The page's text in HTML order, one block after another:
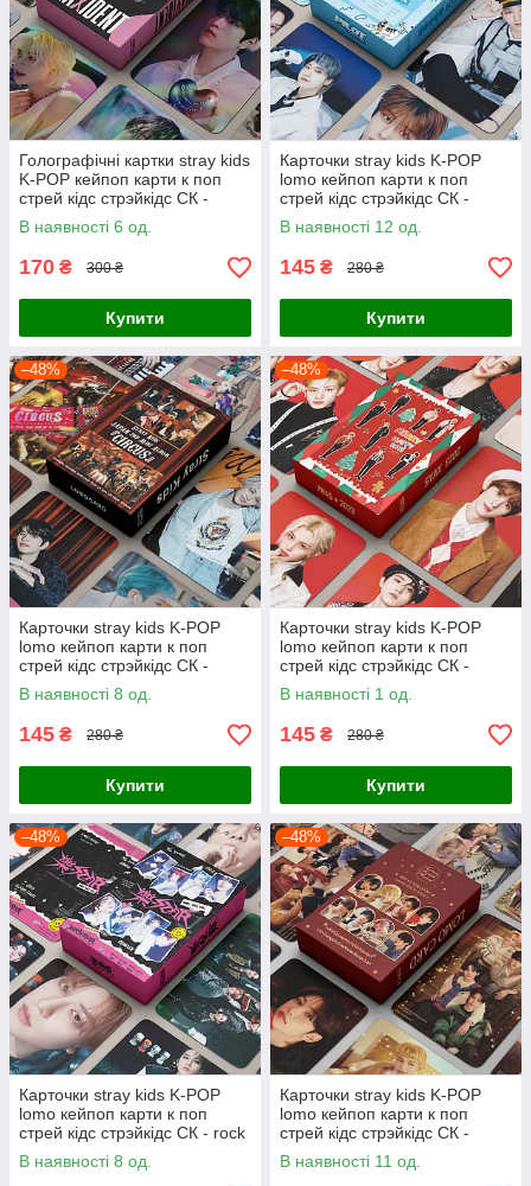
Голографічні картки stray kids
K-POP кейпоп карти к поп
стрей кідс стрэйкідс СК -
Maxident - 55 шт
В наявності 6 од.
170 ₴ 300 ₴
Купити
Карточки stray kids K-POP
lomo кейпоп карти к поп
стрей кідс стрэйкідс СК -
Fanmeeting - 55 шт
В наявності 12 од.
145 ₴ 280 ₴
Купити
–48%
Карточки stray kids K-POP
lomo кейпоп карти к поп
стрей кідс стрэйкідс СК -
Circus - 55 шт
В наявності 8 од.
145 ₴ 280 ₴
Купити
–48%
Карточки stray kids K-POP
lomo кейпоп карти к поп
стрей кідс стрэйкідс СК -
Xmas - 55 шт
В наявності 1 од.
145 ₴ 280 ₴
Купити
–48%
Карточки stray kids K-POP
lomo кейпоп карти к поп
стрей кідс стрэйкідс СК - rock
star - 55 шт
В наявності 8 од.
–48%
Карточки stray kids K-POP
lomo кейпоп карти к поп
стрей кідс стрэйкідс СК -
Sweet Home - 55 шт
В наявності 11 од.